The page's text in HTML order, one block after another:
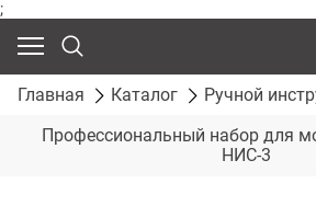
;
Главная Каталог Ручной
Профессиональный набор для
НИС-3